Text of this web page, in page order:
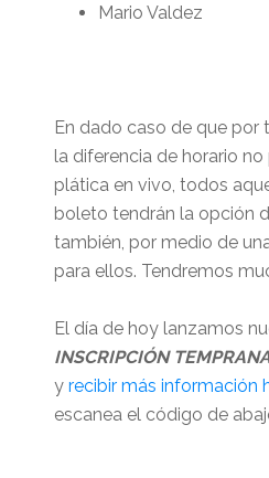
Mario Valdez
En dado caso de que por
la diferencia de horario no
plática en vivo, todos
boleto tendrán la opción
también, por medio de
para ellos. Tendremos
El día de hoy lanzamos
INSCRIPCIÓN
y recibir más información
escanea el código de